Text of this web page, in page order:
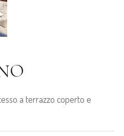
a terrazzo coperto e